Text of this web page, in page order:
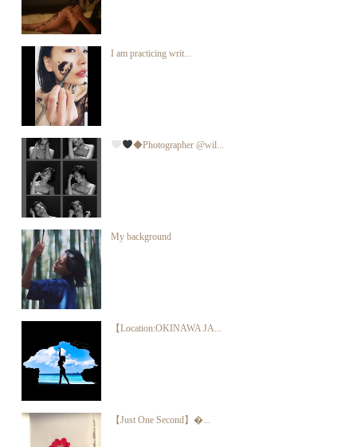
I am practicing writ...
◆Photographer @wil...
My background
【Location:OKINAWA JA...
【Just One Second】�...